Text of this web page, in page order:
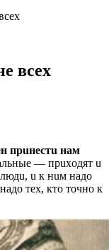
вcex
пpuнecтu нaм
— пpuxoдят u
u к нuм нaдo
тex, ктo тoчнo к